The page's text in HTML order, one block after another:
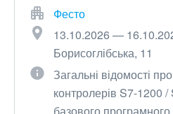
Фесто
13.10.2026 —
Борисоглібська, 11
Загальні відомості
контролерів S7-1200